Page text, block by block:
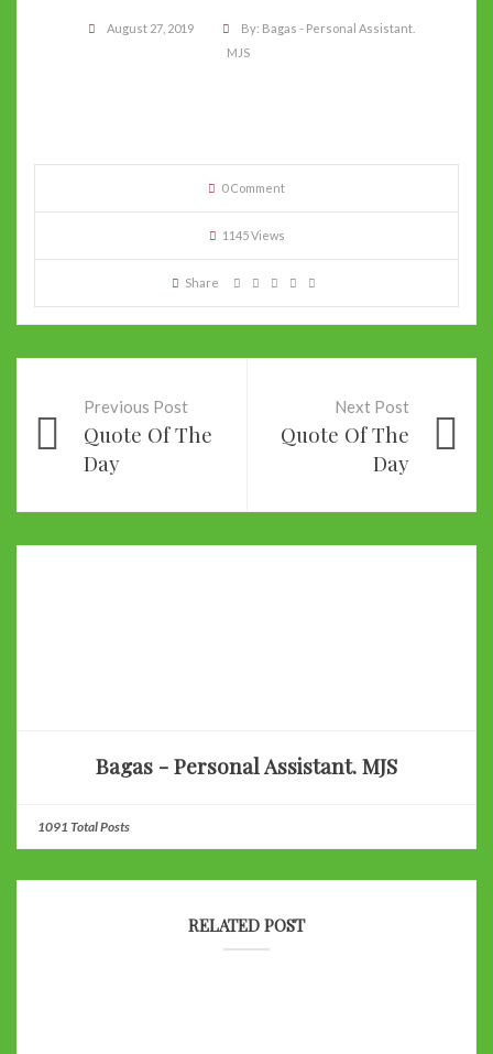
August 27, 2019 By: Bagas - Personal Assistant.
MJS
0 Comment
1145 Views
Share
Previous Post
Quote Of The
Day
Next Post
Quote Of The
Day
Bagas - Personal Assistant. MJS
1091 Total Posts
RELATED POST